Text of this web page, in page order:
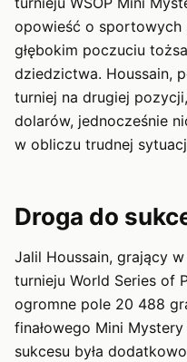
opowieść o sportowych
głębokim poczuciu
dziedzictwa. Houssain,
turniej na drugiej
dolarów, jednocześnie
w obliczu trudnej
Droga do
Jalil Houssain, grający
turnieju World Series of
ogromne pole 20 488
finałowego Mini
sukcesu była